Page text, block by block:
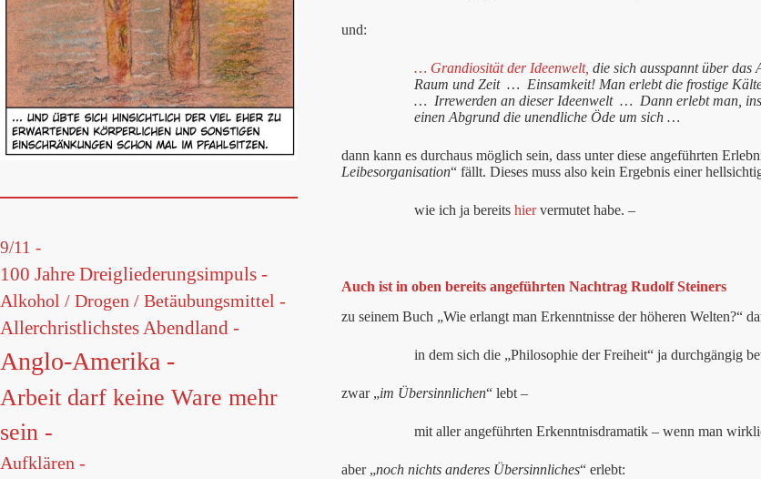
und:
… Grandiosität der Ideenwelt, die sich ausspannt über das
Raum und Zeit … Einsamkeit!Man erlebt die frostige
… Irrewerden an dieser Ideenwelt … Dann erlebt man,
einen Abgrund die unendliche Öde um sich …
dann kann es durchaus möglich sein, dass unter diese angeführten
Leibesorganisation“ fällt. Dieses muss also kein Ergebnis einer
wie ich ja bereits hiervermutet habe. –
Auch ist in oben bereits angeführten Nachtrag Rudolf Steiners
zu seinem Buch „Wie erlangt man Erkenntnisse der höheren Welten?“
in dem sich die „Philosophie der Freiheit“ ja durchgängig
zwar „im Übersinnlichen“ lebt –
mit aller angeführten Erkenntnisdramatik – wenn man
aber „noch nichts anderes Übersinnliches“ erlebt:
9/11 -
100 Jahre Dreigliederungsimpuls -
Alkohol / Drogen / Betäubungsmittel -
Allerchristlichstes Abendland -
Anglo-Amerika -
Arbeit darf keine Ware mehr
sein -
Aufklären -